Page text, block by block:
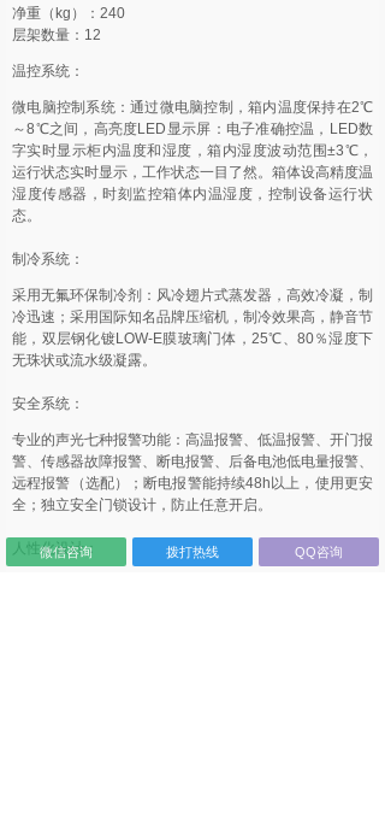
净重（kg）：240
层架数量：12
温控系统：
微电脑控制系统：通过微电脑控制，箱内温度保持在2℃
～8℃之间，高亮度LED显示屏：电子准确控温，LED数
字实时显示柜内温度和湿度，箱内湿度波动范围±3℃，
运行状态实时显示，工作状态一目了然。箱体设高精度温
湿度传感器，时刻监控箱体内温湿度，控制设备运行状
态。
制冷系统：
采用无氟环保制冷剂：风冷翅片式蒸发器，高效冷凝，制
冷迅速；采用国际知名品牌压缩机，制冷效果高，静音节
能，双层钢化镀LOW-E膜玻璃门体，25℃、80％湿度下
无珠状或流水级凝露。
安全系统：
专业的声光七种报警功能：高温报警、低温报警、开门报
警、传感器故障报警、断电报警、后备电池低电量报警、
远程报警（选配）；断电报警能持续48h以上，使用更安
全；独立安全门锁设计，防止任意开启。
人性化设计：
微信咨询 QQ咨询
拨打热线